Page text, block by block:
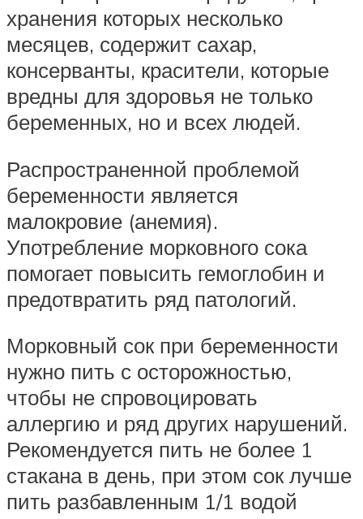
хранения которых несколько
месяцев, содержит сахар,
консерванты, красители, которые
вредны для здоровья не только
беременных, но и всех людей.
Распространенной проблемой
беременности является
малокровие (анемия).
Употребление морковного сока
помогает повысить гемоглобин и
предотвратить ряд патологий.
Морковный сок при беременности
нужно пить с осторожностью,
чтобы не спровоцировать
аллергию и ряд других нарушений.
Рекомендуется пить не более 1
стакана в день, при этом сок лучше
пить разбавленным 1/1 водой